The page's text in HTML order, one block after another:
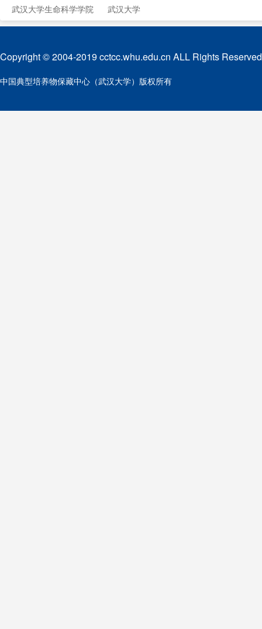
武汉大学生命科学学院
武汉大学
Copyright © 2004-2019 cctcc.whu.edu.cn ALL Rights
中国典型培养物保藏中心（武汉大学）版权所有